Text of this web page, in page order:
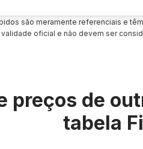
são meramente referenciais e
oficial e não devem ser
preços de
tabela